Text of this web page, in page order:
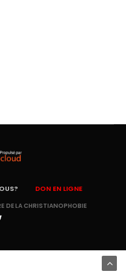
DON EN LIGNE
LA CHRISTIANOPHOBIE